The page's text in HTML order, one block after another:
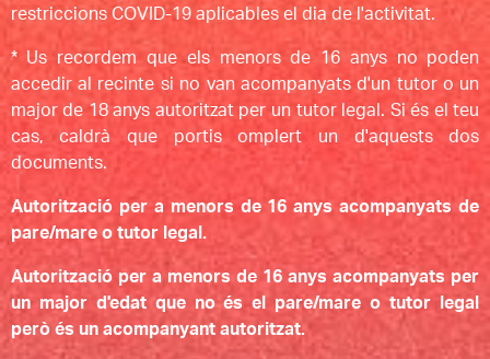
restriccions COVID-19 aplicables el dia de l'activitat.
* Us recordem que els menors de 16 anys no poden
accedir al recinte si no van acompanyats d'un tutor o un
major de 18 anys autoritzat per un tutor legal. Si és el teu
cas, caldrà que portis omplert un d'aquests dos
documents.
Autorització per a menors de 16 anys acompanyats de
pare/mare o tutor legal.
Autorització per a menors de 16 anys acompanyats per
un major d'edat que no és el pare/mare o tutor legal
però és un acompanyant autoritzat.